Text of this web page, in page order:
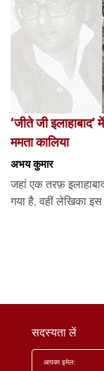
‘जीते जी
ममता कालिया
अभय कुमार
जहां एक तरफ़
गया है, वहीं लेखिका इस
सदस्यता लें